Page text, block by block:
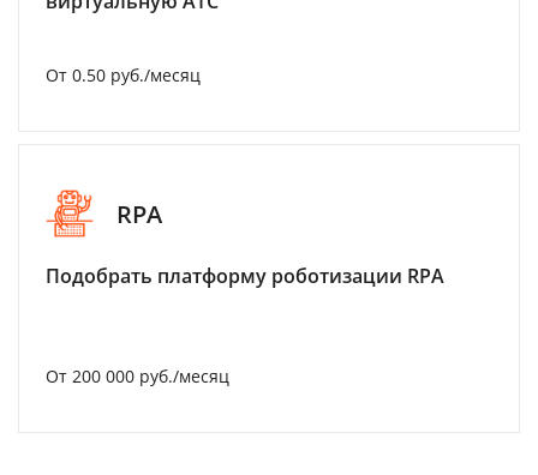
От 0.50 руб./месяц
RPA
Подобрать платформу роботизации RPA
От 200 000 руб./месяц